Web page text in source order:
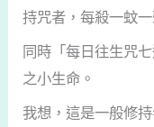
持咒者，每殺一蚊
同時「每日往生咒
之小生命。
我想，這是一般修